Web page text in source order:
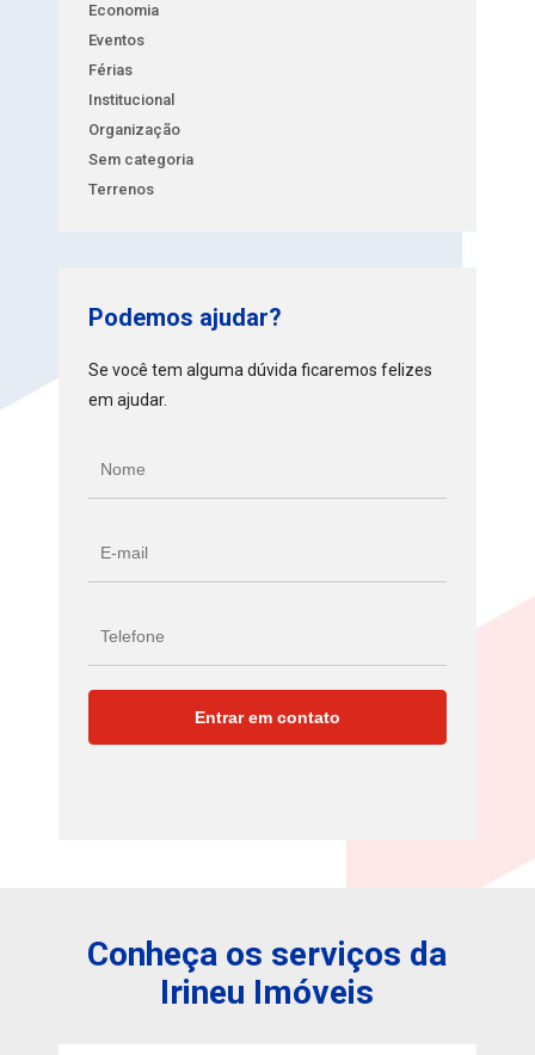
Economia
Eventos
Férias
Institucional
Organização
Sem categoria
Terrenos
Podemos ajudar?
Se você tem alguma dúvida ficaremos felizes
em ajudar.
Conheça os serviços da
Irineu Imóveis